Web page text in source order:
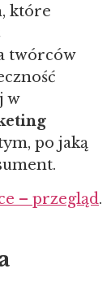
które
twórców
w
po jaką
– przegląd.